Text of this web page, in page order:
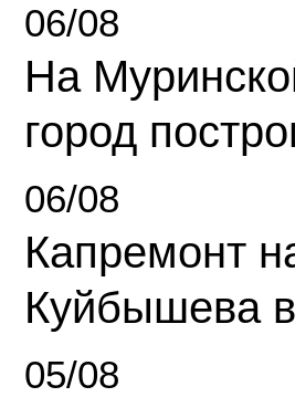
06/08
На
город
06/08
Капремонт
Куйбышева
05/08